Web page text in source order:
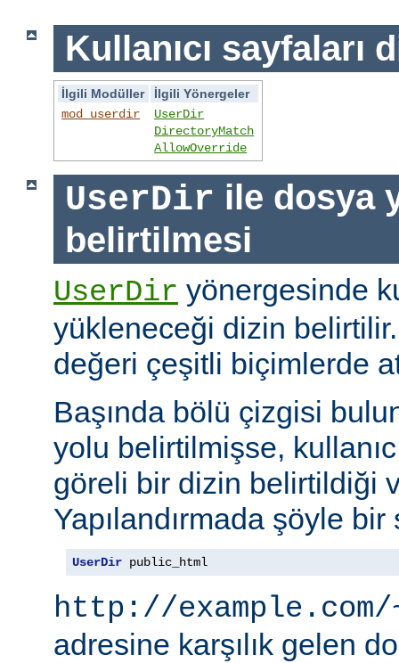
Kullanıcı sayfaları
İlgili Modüller
İlgili Yönergeler
mod_userdir
UserDir
DirectoryMatch
AllowOverride
UserDir ile dosya
belirtilmesi
UserDir yönergesinde
yükleneceği dizin
değeri çeşitli biçimlerde
Başında bölü çizgisi
yolu belirtilmişse,
göreli bir dizin belirtildiği
Yapılandırmada şöyle bir
UserDir public_html
http://example.com/
adresine karşılık gelen